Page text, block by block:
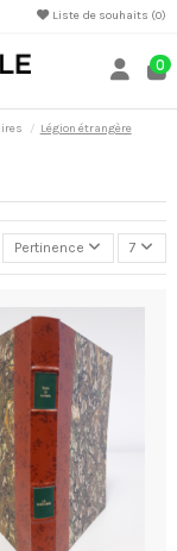
Liste de souhaits (0)
0
Légion étrangère
Pertinence 7